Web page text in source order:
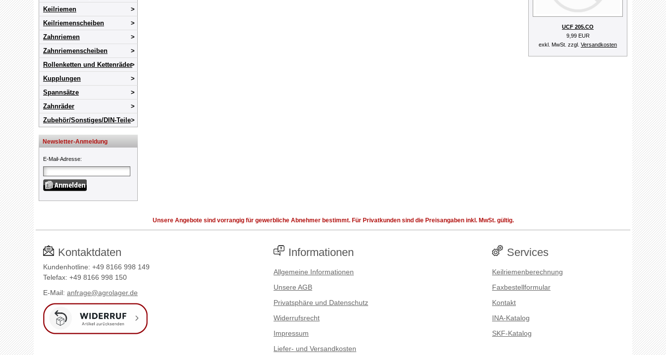
Keilriemen
Keilriemenscheiben
Zahnriemen
Zahnriemenscheiben
Rollenketten und Kettenräder
Kupplungen
Spannsätze
Zahnräder
Zubehör/Sonstiges/DIN-Teile
Newsletter-Anmeldung
E-Mail-Adresse:
UCF 205.CO
9,99 EUR
exkl. MwSt. zzgl. Versandkosten
Unsere Angebote sind vorrangig für gewerbliche Abnehmer bestimmt. Für Privatkunden sind die Preisangaben inkl. MwSt. gültig.
Kontaktdaten
Kundenhotline: +49 8166 998 149
Telefax: +49 8166 998 150
E-Mail: anfrage@agrolager.de
Informationen
Allgemeine Informationen
Unsere AGB
Privatsphäre und Datenschutz
Widerrufsrecht
Impressum
Liefer- und Versandkosten
Services
Keilriemenberechnung
Faxbestellformular
Kontakt
INA-Katalog
SKF-Katalog